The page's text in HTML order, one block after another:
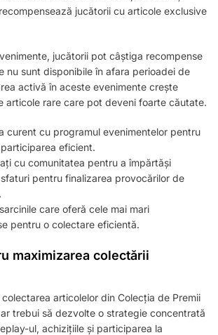
jucătorii cu articole exclusive
jucătorii pot câștiga recompense
nu sunt disponibile în afara perioadei de
activă în aceste evenimente crește
articole rare care pot deveni foarte căutate.
curent cu programul evenimentelor pentru
eficient.
cu comunitatea pentru a împărtăși
pentru finalizarea provocărilor de
care oferă cele mai mari
pentru o colectare eficientă.
maximizarea colectării
articolelor din Colecția de Premii
trebui să dezvolte o strategie concentrată
ul, achizițiile și participarea la